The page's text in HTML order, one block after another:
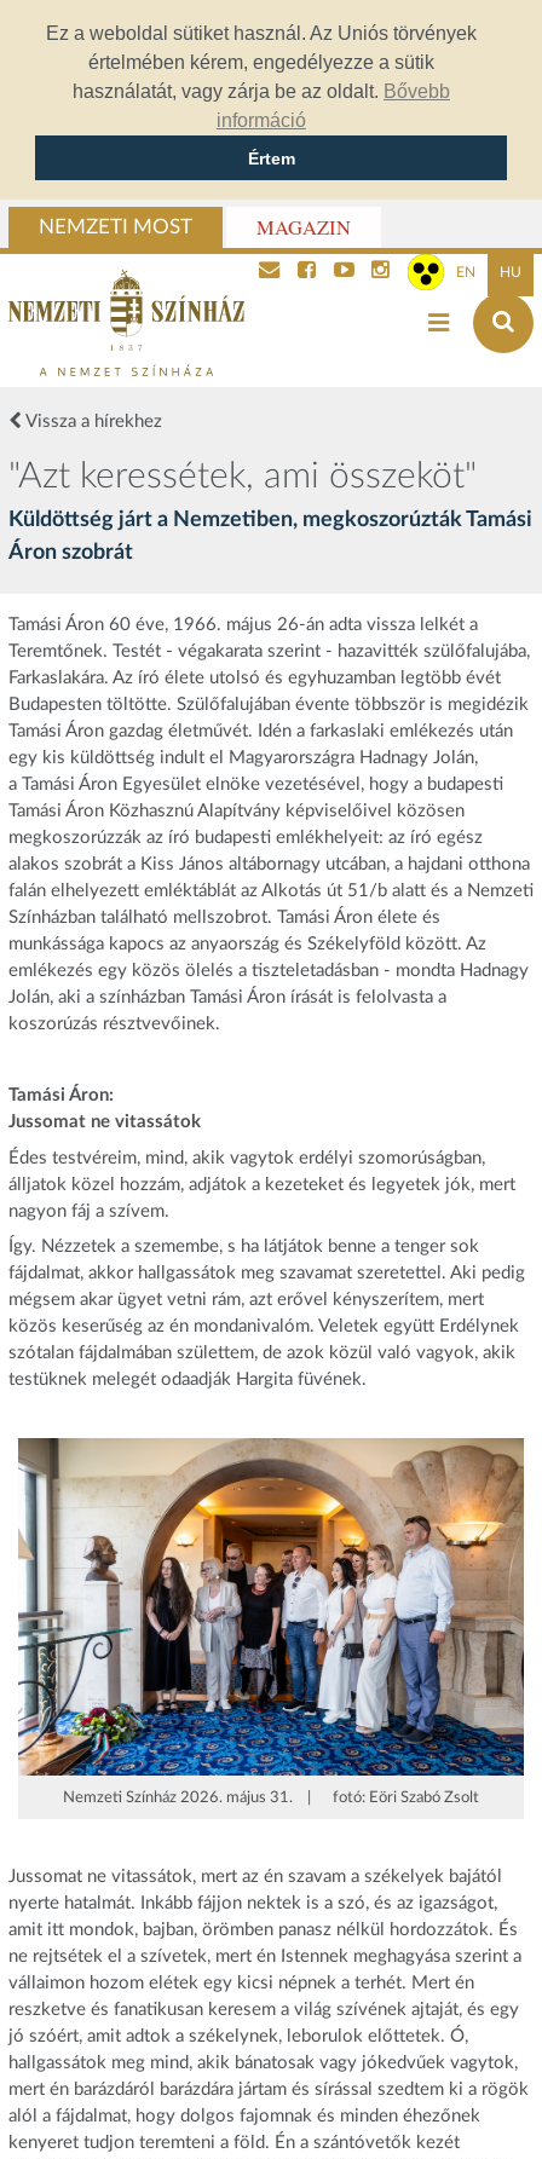
Ez a weboldal sütiket használ. Az Uniós törvények
értelmében kérem, engedélyezze a sütik
használatát, vagy zárja be az oldalt. Bővebb
információ
Értem
NEMZETI MOST MAGAZIN
EN HU
Vissza a hírekhez
"Azt keressétek, ami összeköt"
Küldöttség járt a Nemzetiben, megkoszorúzták Tamási
Áron szobrát
Tamási Áron 60 éve, 1966. május 26-án adta vissza lelkét a
Teremtőnek. Testét - végakarata szerint - hazavitték szülőfalujába,
Farkaslakára. Az író élete utolsó és egyhuzamban legtöbb évét
Budapesten töltötte. Szülőfalujában évente többször is megidézik
Tamási Áron gazdag életművét. Idén a farkaslaki emlékezés után
egy kis küldöttség indult el Magyarországra Hadnagy Jolán,
a Tamási Áron Egyesület elnöke vezetésével, hogy a budapesti
Tamási Áron Közhasznú Alapítvány képviselőivel közösen
megkoszorúzzák az író budapesti emlékhelyeit: az író egész
alakos szobrát a Kiss János altábornagy utcában, a hajdani otthona
falán elhelyezett emléktáblát az Alkotás út 51/b alatt és a Nemzeti
Színházban található mellszobrot. Tamási Áron élete és
munkássága kapocs az anyaország és Székelyföld között. Az
emlékezés egy közös ölelés a tiszteletadásban - mondta Hadnagy
Jolán, aki a színházban Tamási Áron írását is felolvasta a
koszorúzás résztvevőinek.
Tamási Áron:
Jussomat ne vitassátok
Édes testvéreim, mind, akik vagytok erdélyi szomorúságban,
álljatok közel hozzám, adjátok a kezeteket és legyetek jók, mert
nagyon fáj a szívem.
Így. Nézzetek a szemembe, s ha látjátok benne a tenger sok
fájdalmat, akkor hallgassátok meg szavamat szeretettel. Aki pedig
mégsem akar ügyet vetni rám, azt erővel kényszerítem, mert
közös keserűség az én mondanivalóm. Veletek együtt Erdélynek
szótalan fájdalmában születtem, de azok közül való vagyok, akik
testüknek melegét odaadják Hargita füvének.
Nemzeti Színház 2026. május 31. | fotó: Eöri Szabó Zsolt
Jussomat ne vitassátok, mert az én szavam a székelyek bajától
nyerte hatalmát. Inkább fájjon nektek is a szó, és az igazságot,
amit itt mondok, bajban, örömben panasz nélkül hordozzátok. És
ne rejtsétek el a szívetek, mert én Istennek meghagyása szerint a
vállaimon hozom elétek egy kicsi népnek a terhét. Mert én
reszketve és fanatikusan keresem a világ szívének ajtaját, és egy
jó szóért, amit adtok a székelynek, leborulok előttetek. Ó,
hallgassátok meg mind, akik bánatosak vagy jókedvűek vagytok,
mert én barázdáról barázdára jártam és sírással szedtem ki a rögök
alól a fájdalmat, hogy dolgos fajomnak és minden éhezőnek
kenyeret tudjon teremteni a föld. Én a szántóvetők kezét